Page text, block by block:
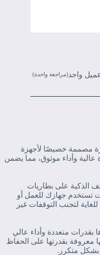
(مراجعة واحدة)
مصممة خصيصًا لأجهزة
وأداء موثوق، مما يضمن
الذكية على بطاريات
تستخدم جهازك للعمل أو
لتجنب التوقفات غير
بقدرات متعددة وأداء عالي
معروفة بقدرتها على الحفاظ
بشكل متكرر.